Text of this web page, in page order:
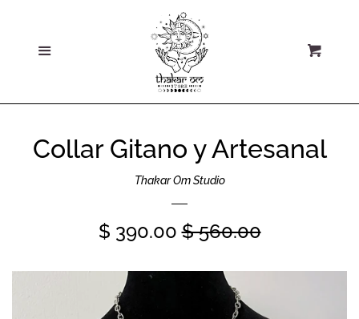
Collar Gitano y Artesanal
Thakar Om Studio
Precio
oferta
$ 390.00 Precio
$ 560.00